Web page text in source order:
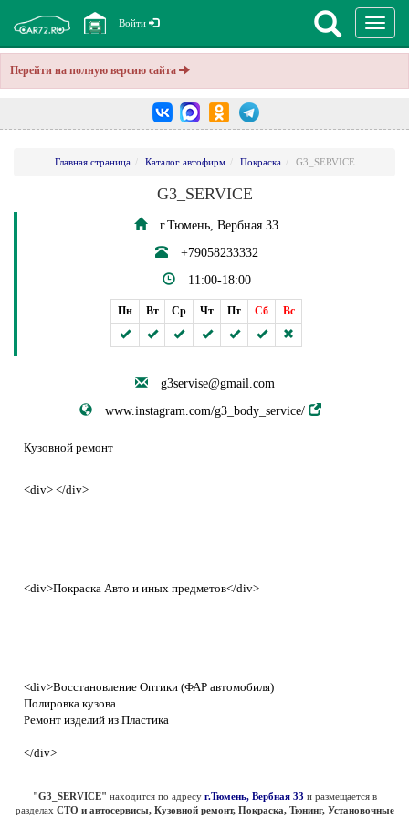
Перейти на полную версию сайта
Войти
Главная страница Каталог автофирм Покраска G3_SERVICE
G3_SERVICE
г.Тюмень, Вербная 33
+79058233332
11:00-18:00
Пн Вт Ср Чт Пт Сб Вс
g3servise@gmail.com
www.instagram.com/g3_body_service/
Кузовной ремонт
<div> </div>
<div>Покраска Авто и иных предметов</div>
<div>Восстановление Оптики (ФАР автомобиля)
Полировка кузова
Ремонт изделий из Пластика
</div>
"G3_SERVICE" находится по адресу г.Тюмень, Вербная 33 и размещается в
разделах СТО и автосервисы, Кузовной ремонт, Покраска, Тюнинг, Установочные